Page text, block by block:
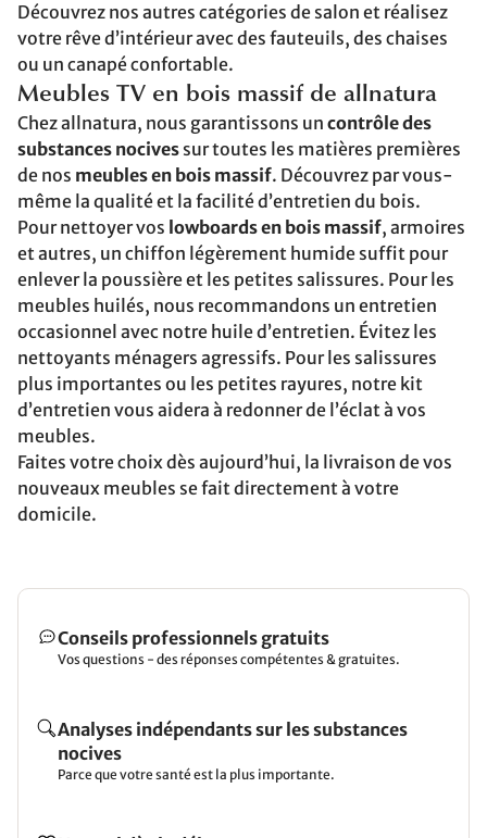
Découvrez nos autres catégories de salon et réalisez
votre rêve d’intérieur avec des fauteuils, des chaises
ou un canapé confortable.
Meubles TV en bois massif de allnatura
Chez allnatura, nous garantissons un contrôle des
substances nocives sur toutes les matières premières
de nos meubles en bois massif. Découvrez par vous-
même la qualité et la facilité d’entretien du bois.
Pour nettoyer vos lowboards en bois massif, armoires
et autres, un chiffon légèrement humide suffit pour
enlever la poussière et les petites salissures. Pour les
meubles huilés, nous recommandons un entretien
occasionnel avec notre huile d’entretien. Évitez les
nettoyants ménagers agressifs. Pour les salissures
plus importantes ou les petites rayures, notre kit
d’entretien vous aidera à redonner de l’éclat à vos
meubles.
Faites votre choix dès aujourd’hui, la livraison de vos
nouveaux meubles se fait directement à votre
domicile.
Conseils professionnels gratuits
Vos questions - des réponses compétentes & gratuites.
Analyses indépendants sur les substances
nocives
Parce que votre santé est la plus importante.